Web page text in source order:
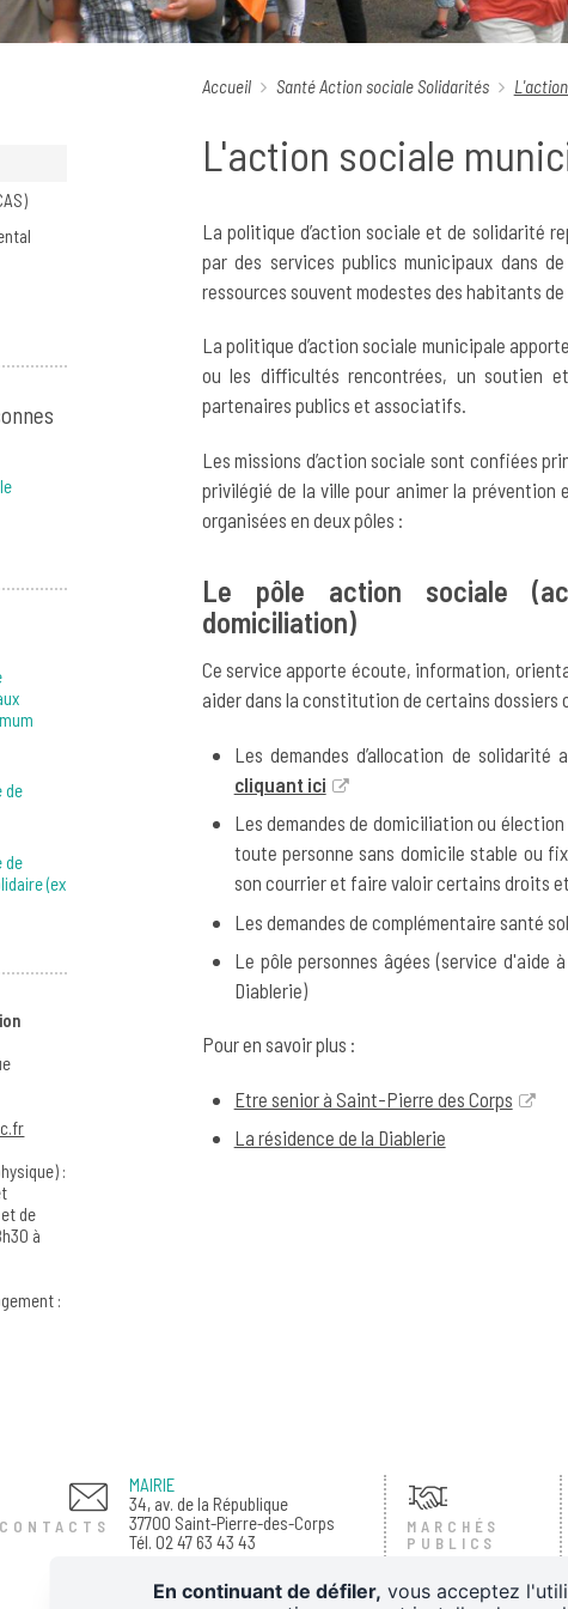
de
de
(ex
:
de
à
:
Accueil SantéAction socialeSolidarités
L'action sociale
La politique d’action sociale et de solidarité
par des services publics municipaux dans
ressources souvent modestes des habitants
La politique d’action sociale municipale
ou les difficultés rencontrées, un soutien
partenaires publics et associatifs.
Les missions d’action sociale sont confiées
privilégié de la ville pour animer la prévention
organisées en deux pôles :
Le pôle action sociale
domiciliation)
Ce service apporte écoute, information,
aider dans la constitution de certains dossiers
Les demandes d’allocation de solidarité
cliquant ici
Les demandes de domiciliation ou
toute personne sans domicile stable ou
son courrier et faire valoir certains droits
Les demandes de complémentaire santé
Le pôle personnes âgées (service d'aide
Diablerie)
Pour en savoir plus :
Etre senior à Saint-Pierre des Corps
La résidence de la Diablerie
CONTACTS
MAIRIE
34, av. de la République
37700 Saint-Pierre-des-Corps
Tél. 02 47 63 43 43
Horaires d'ouverture :
Du lundi au vendredi
MARCHÉS
PUBLICS
En continuant de défiler, vous acceptez